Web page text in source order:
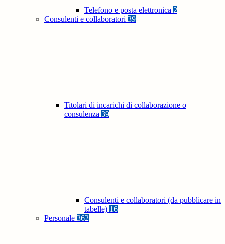
Telefono e posta elettronica 2
Consulenti e collaboratori 39
Titolari di incarichi di collaborazione o
consulenza 39
Consulenti e collaboratori (da pubblicare in
tabelle) 16
Personale 362